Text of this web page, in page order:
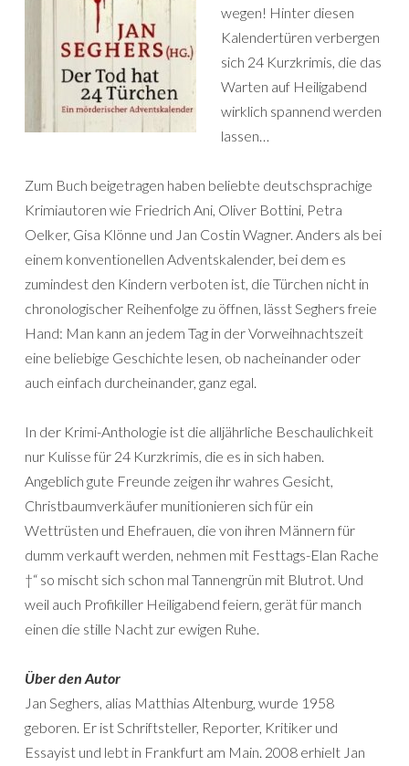
wegen! Hinter diesen
Kalendertüren verbergen
sich 24 Kurzkrimis, die das
Warten auf Heiligabend
wirklich spannend werden
lassen…
Zum Buch beigetragen haben beliebte deutschsprachige
Krimiautoren wie Friedrich Ani, Oliver Bottini, Petra
Oelker, Gisa Klönne und Jan Costin Wagner. Anders als bei
einem konventionellen Adventskalender, bei dem es
zumindest den Kindern verboten ist, die Türchen nicht in
chronologischer Reihenfolge zu öffnen, lässt Seghers freie
Hand: Man kann an jedem Tag in der Vorweihnachtszeit
eine beliebige Geschichte lesen, ob nacheinander oder
auch einfach durcheinander, ganz egal.
In der Krimi-Anthologie ist die alljährliche Beschaulichkeit
nur Kulisse für 24 Kurzkrimis, die es in sich haben.
Angeblich gute Freunde zeigen ihr wahres Gesicht,
Christbaumverkäufer munitionieren sich für ein
Wettrüsten und Ehefrauen, die von ihren Männern für
dumm verkauft werden, nehmen mit Festtags-Elan Rache
†“ so mischt sich schon mal Tannengrün mit Blutrot. Und
weil auch Profikiller Heiligabend feiern, gerät für manch
einen die stille Nacht zur ewigen Ruhe.
Über den Autor
Jan Seghers, alias Matthias Altenburg, wurde 1958
geboren. Er ist Schriftsteller, Reporter, Kritiker und
Essayist und lebt in Frankfurt am Main. 2008 erhielt Jan